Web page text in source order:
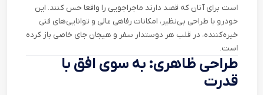
است برای آنان که قصد دارند ماجراجویی را واقعا حس کنند. این
خودرو با طراحی بی‌نظیر، امکانات رفاهی عالی و توانایی‌های فنی
خیره‌کننده، در قلب هر دوستدار سفر و هیجان جای خاصی باز کرده
است.
طراحی ظاهری: به سوی افق با
قدرت